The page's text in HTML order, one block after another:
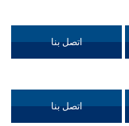
اتصل بنا
اتصل بنا